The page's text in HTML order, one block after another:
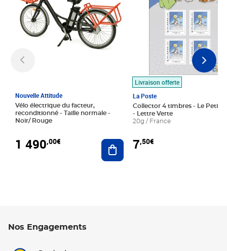
Nouvelle Attitude
Vélo électrique du facteur,
reconditionné - Taille normale -
Noir/ Rouge
1 490,00€ Ajouter au panier
Livraison offerte
La Poste
Collector 4 timbres - Le Petit
- Lettre Verte
20g / France
7,50€
Nos Engagements